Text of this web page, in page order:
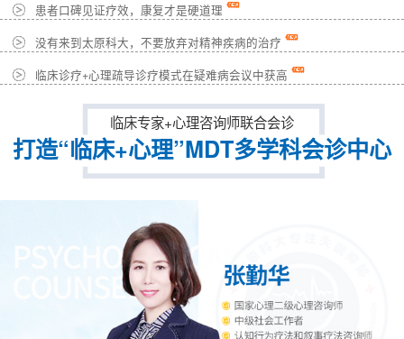
患者口碑见证疗效，康复才是硬道理
没有来到太原科大，不要放弃对精神疾病的治疗
临床诊疗+心理疏导诊疗模式在疑难病会议中获高
临床专家+心理咨询师联合会诊
打造“临床+心理”MDT多学科会诊中心